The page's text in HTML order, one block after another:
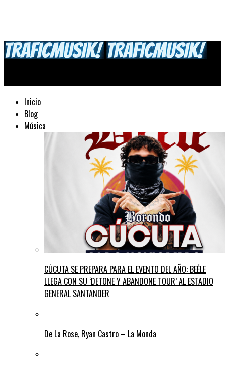
Inicio
Blog
Música
CÚCUTA SE PREPARA PARA EL EVENTO DEL AÑO: BEÉLE
LLEGA CON SU ‘DETONE Y ABANDONE TOUR’ AL ESTADIO
GENERAL SANTANDER
De La Rose, Ryan Castro – La Monda